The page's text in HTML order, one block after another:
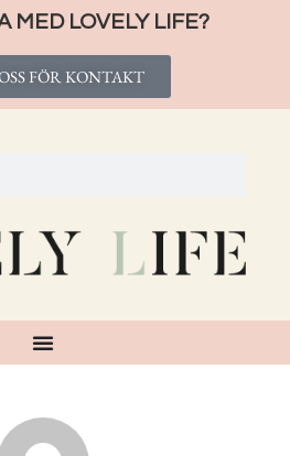
MED LOVELY LIFE?
FÖR KONTAKT